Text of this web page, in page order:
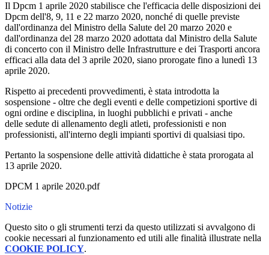
Il Dpcm 1 aprile 2020 stabilisce che l'efficacia delle disposizioni dei
Dpcm dell'8, 9, 11 e 22 marzo 2020, nonché di quelle previste
dall'ordinanza del Ministro della Salute del 20 marzo 2020 e
dall'ordinanza del 28 marzo 2020 adottata dal Ministro della Salute
di concerto con il Ministro delle Infrastrutture e dei Trasporti ancora
efficaci alla data del 3 aprile 2020, siano prorogate fino a lunedì 13
aprile 2020.
Rispetto ai precedenti provvedimenti, è stata introdotta la
sospensione - oltre che degli eventi e delle competizioni sportive di
ogni ordine e disciplina, in luoghi pubblichi e privati - anche
delle sedute di allenamento degli atleti, professionisti e non
professionisti, all'interno degli impianti sportivi di qualsiasi tipo.
Pertanto la sospensione delle attività didattiche è stata prorogata al
13 aprile 2020.
DPCM 1 aprile 2020.pdf
Notizie
Questo sito o gli strumenti terzi da questo utilizzati si avvalgono di
cookie necessari al funzionamento ed utili alle finalità illustrate nella
COOKIE POLICY.